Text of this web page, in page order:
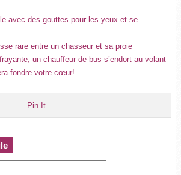
avec des gouttes pour les yeux et se
rare entre un chasseur et sa proie
un chauffeur de bus s’endort au volant
fondre votre cœur!
Pin It